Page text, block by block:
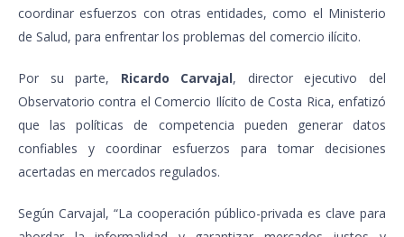
coordinar esfuerzos con otras entidades, como el Ministerio
de Salud, para enfrentar los problemas del comercio ilícito.
Por su parte, Ricardo Carvajal, director ejecutivo del
Observatorio contra el Comercio Ilícito de Costa Rica, enfatizó
que las políticas de competencia pueden generar datos
confiables y coordinar esfuerzos para tomar decisiones
acertadas en mercados regulados.
Según Carvajal, “La cooperación público-privada es clave para